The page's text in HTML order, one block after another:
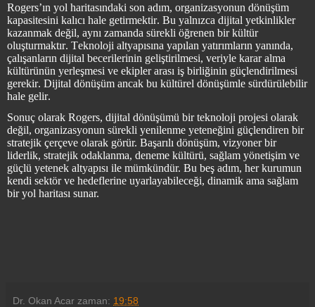
Rogers’ın yol haritasındaki son adım, organizasyonun dönüşüm
kapasitesini kalıcı hale getirmektir. Bu yalnızca dijital yetkinlikler
kazanmak değil, aynı zamanda sürekli öğrenen bir kültür
oluşturmaktır. Teknoloji altyapısına yapılan yatırımların yanında,
çalışanların dijital becerilerinin geliştirilmesi, veriyle karar alma
kültürünün yerleşmesi ve ekipler arası iş birliğinin güçlendirilmesi
gerekir. Dijital dönüşüm ancak bu kültürel dönüşümle sürdürülebilir
hale gelir.
Sonuç olarak Rogers, dijital dönüşümü bir teknoloji projesi olarak
değil, organizasyonun sürekli yenilenme yeteneğini güçlendiren bir
stratejik çerçeve olarak görür. Başarılı dönüşüm, vizyoner bir
liderlik, stratejik odaklanma, deneme kültürü, sağlam yönetişim ve
güçlü yetenek altyapısı ile mümkündür. Bu beş adım, her kurumun
kendi sektör ve hedeflerine uyarlayabileceği, dinamik ama sağlam
bir yol haritası sunar.
Dr. Okan Acar zaman: 19:58